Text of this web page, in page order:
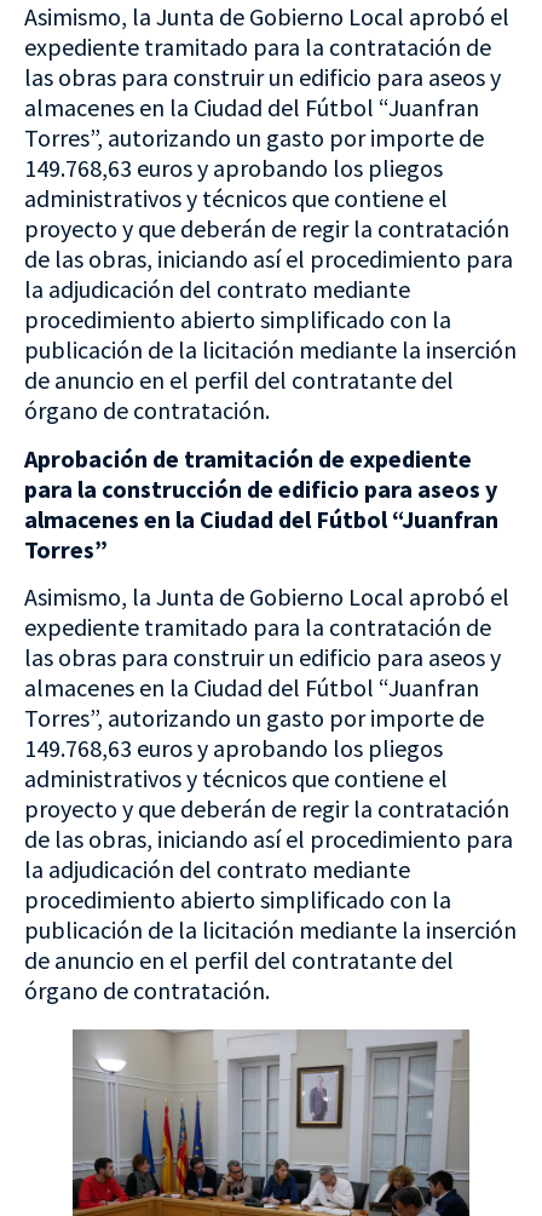
Asimismo, la Junta de Gobierno Local aprobó el
expediente tramitado para la contratación de
las obras para construir un edificio para aseos y
almacenes en la Ciudad del Fútbol “Juanfran
Torres”, autorizando un gasto por importe de
149.768,63 euros y aprobando los pliegos
administrativos y técnicos que contiene el
proyecto y que deberán de regir la contratación
de las obras, iniciando así el procedimiento para
la adjudicación del contrato mediante
procedimiento abierto simplificado con la
publicación de la licitación mediante la inserción
de anuncio en el perfil del contratante del
órgano de contratación.
Aprobación de tramitación de expediente
para la construcción de edificio para aseos y
almacenes en la Ciudad del Fútbol “Juanfran
Torres”
Asimismo, la Junta de Gobierno Local aprobó el
expediente tramitado para la contratación de
las obras para construir un edificio para aseos y
almacenes en la Ciudad del Fútbol “Juanfran
Torres”, autorizando un gasto por importe de
149.768,63 euros y aprobando los pliegos
administrativos y técnicos que contiene el
proyecto y que deberán de regir la contratación
de las obras, iniciando así el procedimiento para
la adjudicación del contrato mediante
procedimiento abierto simplificado con la
publicación de la licitación mediante la inserción
de anuncio en el perfil del contratante del
órgano de contratación.